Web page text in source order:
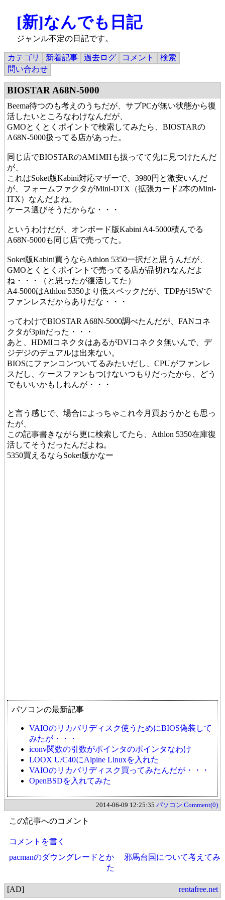
[新]なんでも日記
ジャンル不定の日記です。
カテゴリ 新着記事 過去ログ コメント
検索
問い合わせ
BIOSTAR A68N-5000
Beema待つのも考えのうちだが、サブPCが無い状態から復
活したいところなわけなんだが、
GMOとくとくポイントで検索してみたら、BIOSTARの
A68N-5000扱ってる店があった。
同じ店でBIOSTARのAM1MHも扱ってて先に見つけたんだ
が、
これはSoket版Kabini対応マザーで、3980円と激安いんだ
が、フォームファクタがMini-DTX（拡張カード2本のMini-
ITX）なんだよね。
ケース選びそうだからな・・・
というわけだが、オンボード版Kabini A4-5000積んでる
A68N-5000も同じ店で売ってた。
Soket版Kabini買うならAthlon 5350一択だと思うんだが、
GMOとくとくポイントで売ってる店が品切れなんだよ
ね・・・（と思ったが復活してた）
A4-5000はAthlon 5350より低スペックだが、TDPが15Wで
ファンレスだからありだな・・・
ってわけでBIOSTAR A68N-5000調べたんだが、FANコネ
クタが3pinだった・・・
あと、HDMIコネクタはあるがDVIコネクタ無いんで、デ
ジデジのデュアルは出来ない。
BIOSにファンコンついてるみたいだし、CPUがファンレ
スだし、ケースファンもつけないつもりだったから、どう
でもいいかもしれんが・・・
と言う感じで、場合によっちゃこれ今月買おうかとも思っ
たが、
この記事書きながら更に検索してたら、Athlon 5350在庫復
活してそうだったんだよね。
5350買えるならSoket版かなー
パソコンの最新記事
VAIOのリカバリディスク使うためにBIOS偽装して
みたが・・・
iconv関数の引数がポインタのポインタなわけ
LOOX U/C40にAlpine Linuxを入れた
VAIOのリカバリディスク買ってみたんだが・・・
OpenBSDを入れてみた
2014-06-09 12:25:35 パソコン Comment(0)
この記事へのコメント
コメントを書く
pacmanのダウングレードとか
邪馬台国について考えてみ
た
[AD] rentafree.net